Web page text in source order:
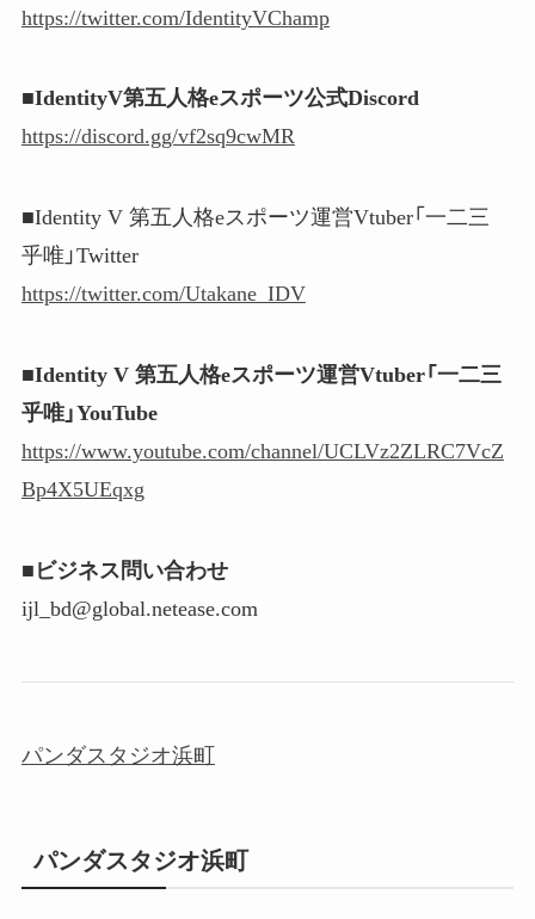
https://twitter.com/IdentityVChamp
■IdentityV第五人格eスポーツ公式Discord
https://discord.gg/vf2sq9cwMR
■Identity V 第五人格eスポーツ運営Vtuber「一二三
乎唯」Twitter
https://twitter.com/Utakane_IDV
■Identity V 第五人格eスポーツ運営Vtuber「一二三
乎唯」YouTube
https://www.youtube.com/channel/UCLVz2ZLRC7VcZ
Bp4X5UEqxg
■ビジネス問い合わせ
ijl_bd@global.netease.com
パンダスタジオ浜町
パンダスタジオ浜町